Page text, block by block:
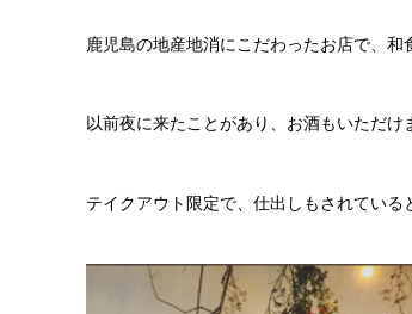
鹿児島の地産地消にこだわったお店で、和
以前夜に来たことがあり、お酒もいただ
テイクアウト限定で、仕出しもされている